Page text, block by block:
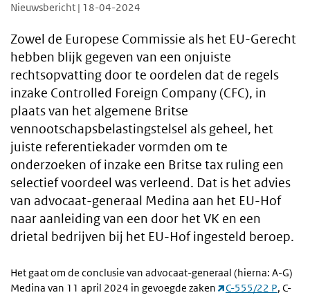
Nieuwsbericht | 18-04-2024
Zowel de Europese Commissie als het EU-Gerecht
hebben blijk gegeven van een onjuiste
rechtsopvatting door te oordelen dat de regels
inzake Controlled Foreign Company (CFC), in
plaats van het algemene Britse
vennootschapsbelastingstelsel als geheel, het
juiste referentiekader vormden om te
onderzoeken of inzake een Britse tax ruling een
selectief voordeel was verleend. Dat is het advies
van advocaat-generaal Medina aan het EU-Hof
naar aanleiding van een door het VK en een
drietal bedrijven bij het EU-Hof ingesteld beroep.
Het gaat om de conclusie van advocaat-generaal (hierna: A-G)
Medina van 11 april 2024 in gevoegde zaken
C-555/22 P, C-